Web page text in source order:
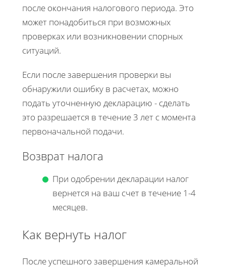
после окончания налогового периода. Это
может понадобиться при возможных
проверках или возникновении спорных
ситуаций.
Если после завершения проверки вы
обнаружили ошибку в расчетах, можно
подать уточненную декларацию - сделать
это разрешается в течение 3 лет с момента
первоначальной подачи.
Возврат налога
При одобрении декларации налог
вернется на ваш счет в течение 1-4
месяцев.
Как вернуть налог
После успешного завершения камеральной